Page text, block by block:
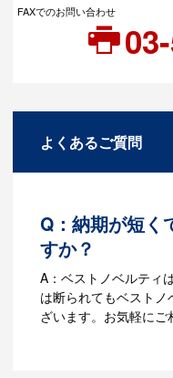
FAXでのお問い合わせ
よくあるご質問
Q：納期が短く
すか？
A：ベストノベルティ
は断られてもベスト
ざいます。お気軽にご